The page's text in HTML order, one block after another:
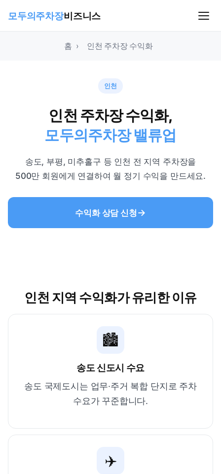
모두의주차장비즈니스
홈 › 인천 주차장 수익화
인천
인천 주차장 수익화,
모두의주차장 밸류업
송도, 부평, 미추홀구 등 인천 전 지역 주차장을
500만 회원에게 연결하여 월 정기 수익을 만드세요.
수익화 상담 신청
인천 지역 수익화가 유리한 이유
🏙️
송도 신도시 수요
송도 국제도시는 업무·주거 복합 단지로 주차
수요가 꾸준합니다.
✈️